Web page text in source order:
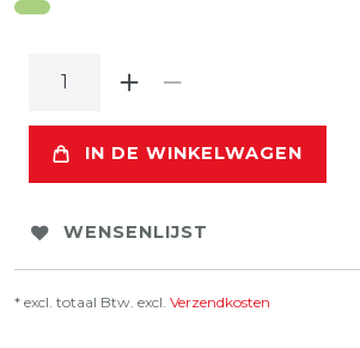
IN DE WINKELWAGEN
WENSENLIJST
* excl. totaal Btw. excl. Verzendkosten